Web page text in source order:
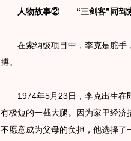
人物故事② “三剑客”同驾索
在索纳级项目中，李克是舵手
搏。
1974年5月23日，李克出生在即
有极短的一截大腿。因为家里经
不愿意成为父母的负担，他选择